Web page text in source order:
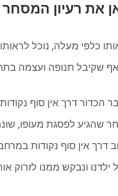
את רעיון המסחר
כלפי מעלה, נוכל
שקיבל תנופה ועצמה
דרך אין סוף
שהגיע לפסגת מעופו,
דרך אין סוף נקודות
ילדנו ונבקש ממנו לזרוק